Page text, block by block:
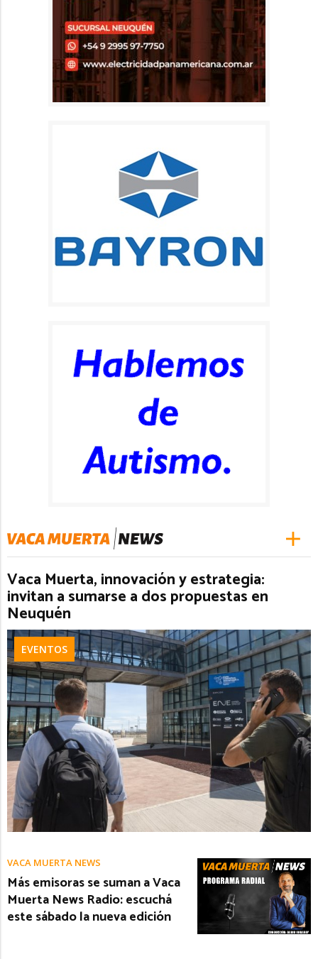
Vaca Muerta, innovación y estrategia:
invitan a sumarse a dos propuestas en
Neuquén
EVENTOS
VACA MUERTA NEWS
Más emisoras se suman a Vaca
Muerta News Radio: escuchá
este sábado la nueva edición